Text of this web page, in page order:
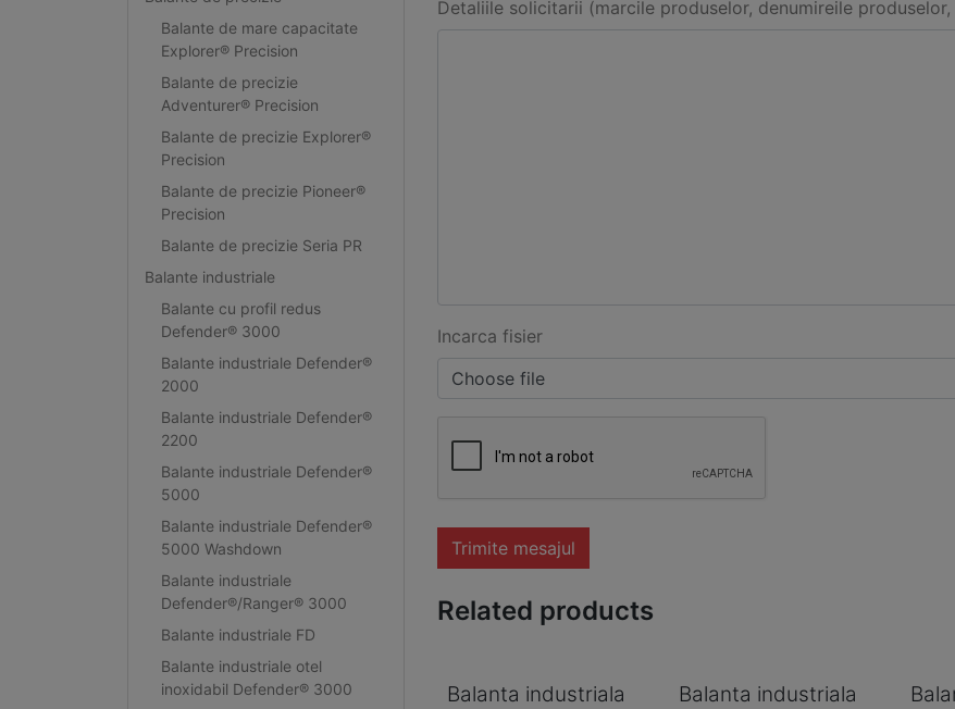
Balante de mare capacitate
Explorer® Precision
Balante de precizie
Adventurer® Precision
Balante de precizie Explorer®
Precision
Balante de precizie Pioneer®
Precision
Balante de precizie Seria PR
Balante industriale
Balante cu profil redus
Defender® 3000
Balante industriale Defender®
2000
Balante industriale Defender®
2200
Balante industriale Defender®
5000
Balante industriale Defender®
5000 Washdown
Balante industriale
Defender®/Ranger® 3000
Balante industriale FD
Balante industriale otel
inoxidabil Defender® 3000
Detaliile solicitarii (marcile produselor, denumireile
Incarca fisier
Choose file
Trimite mesajul
Related products
Balanta industriala
Balanta industriala